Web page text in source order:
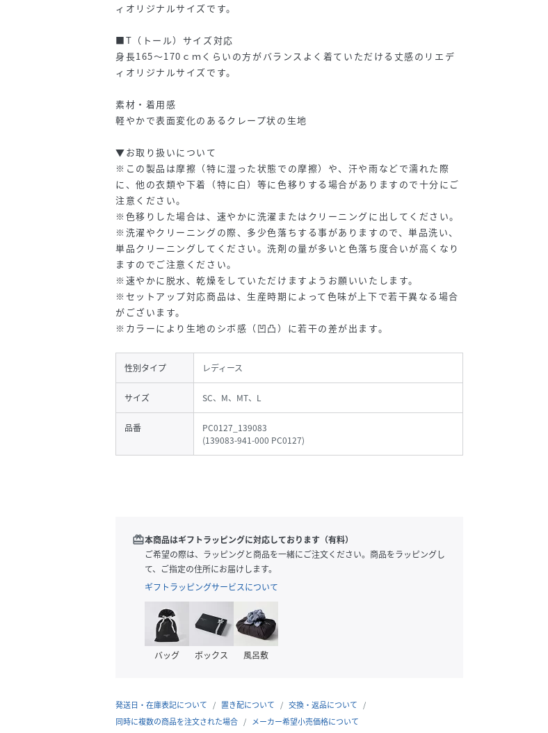
ィオリジナルサイズです。
■T（トール）サイズ対応
身長165～170ｃｍくらいの方がバランスよく着ていただける丈感のリエデ
ィオリジナルサイズです。
素材・着用感
軽やかで表面変化のあるクレープ状の生地
▼お取り扱いについて
※この製品は摩擦（特に湿った状態での摩擦）や、汗や雨などで濡れた際
に、他の衣類や下着（特に白）等に色移りする場合がありますので十分にご
注意ください。
※色移りした場合は、速やかに洗濯またはクリーニングに出してください。
※洗濯やクリーニングの際、多少色落ちする事がありますので、単品洗い、
単品クリーニングしてください。洗剤の量が多いと色落ち度合いが高くなり
ますのでご注意ください。
※速やかに脱水、乾燥をしていただけますようお願いいたします。
※セットアップ対応商品は、生産時期によって色味が上下で若干異なる場合
がございます。
※カラーにより生地のシボ感（凹凸）に若干の差が出ます。
性別タイプ レディース
サイズ SC、M、MT、L
品番
PC0127_139083
(139083-941-000 PC0127)
redeem本商品はギフトラッピングに対応しております（有料）
ご希望の際は、ラッピングと商品を一緒にご注文ください。商品をラッピングし
て、ご指定の住所にお届けします。
ギフトラッピングサービスについて
バッグ ボックス 風呂敷
発送日・在庫表記について 置き配について
交換・返品について
同時に複数の商品を注文された場合
メーカー希望小売価格について